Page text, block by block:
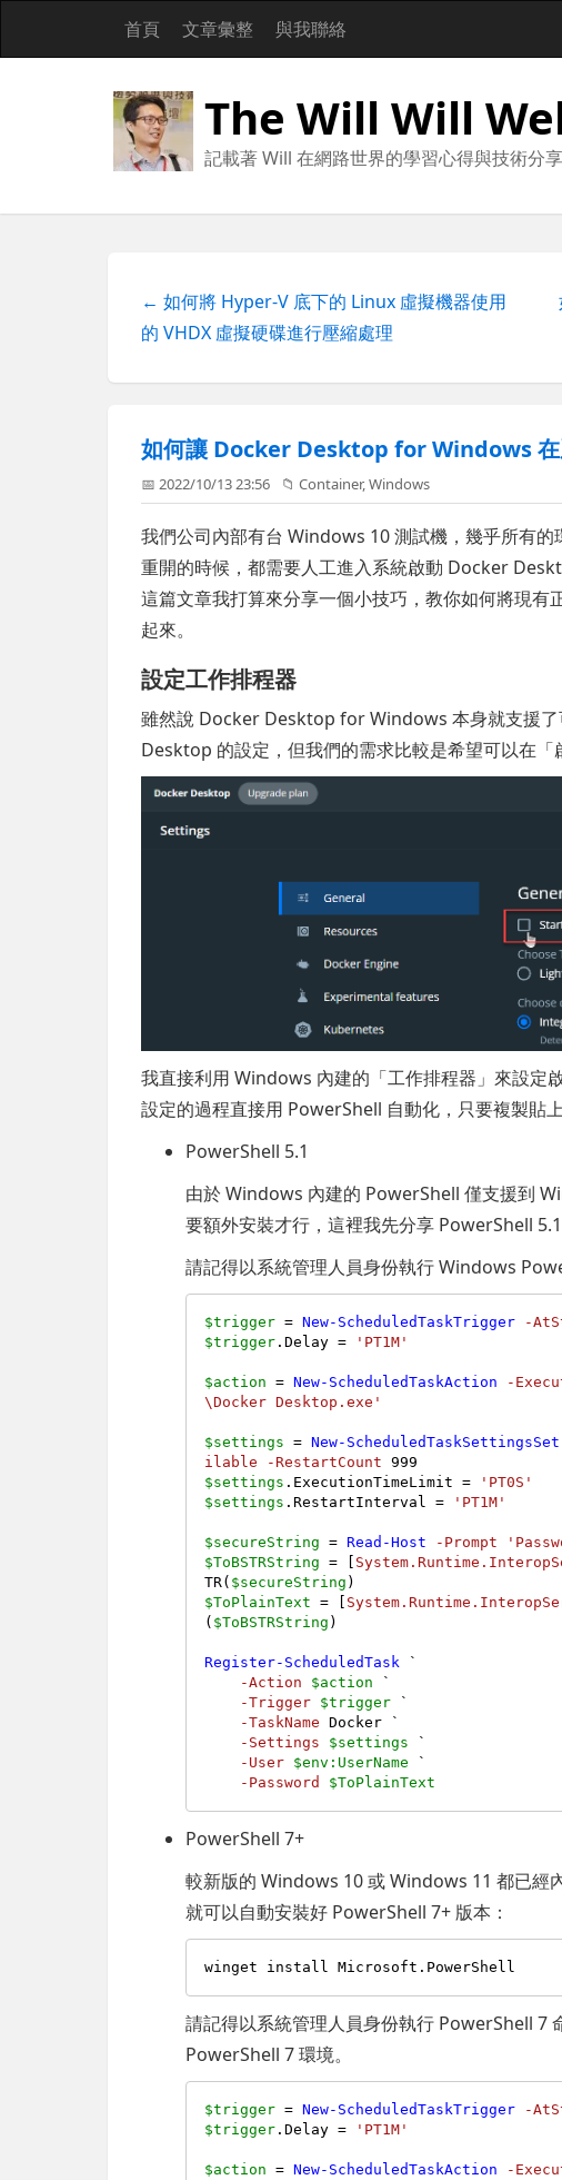
首頁 文章彙整 與我聯絡
The Will Will
記載著 Will 在網路世界的學習心得與技術分享
← 如何將 Hyper-V 底下的 Linux 虛擬機器使用
的 VHDX 虛擬硬碟進行壓縮處理
如何讓 Docker Desktop for Windows 在
📅 2022/10/13 23:56 📁Container,Windows
我們公司內部有台 Windows 10 測試機，幾乎所有
重開的時候，都需要人工進入系統啟動 Docker
這篇文章我打算來分享一個小技巧，教你如何將現
起來。
設定工作排程器
雖然說 Docker Desktop for Windows 本身就支援
Desktop 的設定，但我們的需求比較是希望可以在
我直接利用 Windows 內建的「工作排程器」來設定
設定的過程直接用 PowerShell 自動化，只要複製貼上
PowerShell 5.1
由於 Windows 內建的 PowerShell 僅支援到
要額外安裝才行，這裡我先分享 PowerShell 5.1
請記得以系統管理人員身份執行 Windows
$trigger = New-ScheduledTaskTrigger
-
$trigger .Delay = 'PT1M'
$action = New-ScheduledTaskAction -
\Docker Desktop.exe'
$settings = New-ScheduledTaskSettingsSet
ilable
-RestartCount
999
$settings .ExecutionTimeLimit =
'PT0S'
$settings .RestartInterval = 'PT1M'
$secureString = Read-Host -Prompt
$ToBSTRString = [
TR( $secureString
$ToPlainText = [
( $ToBSTRString )
Register-ScheduledTask `
-Action
$action `
-Trigger $trigger `
-TaskName Docker `
-Settings
$settings `
-User $env:UserName `
-Password
$ToPlainText
PowerShell 7+
較新版的 Windows 10 或 Windows 11 都已經
就可以自動安裝好 PowerShell 7+ 版本：
請記得以系統管理人員身份執行 PowerShell 7
PowerShell 7 環境。
$trigger = New-ScheduledTaskTrigger
-
$trigger .Delay = 'PT1M'
$action = New-ScheduledTaskAction -